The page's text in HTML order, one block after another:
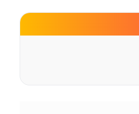
the bar. An internet station is
also use the gym free of